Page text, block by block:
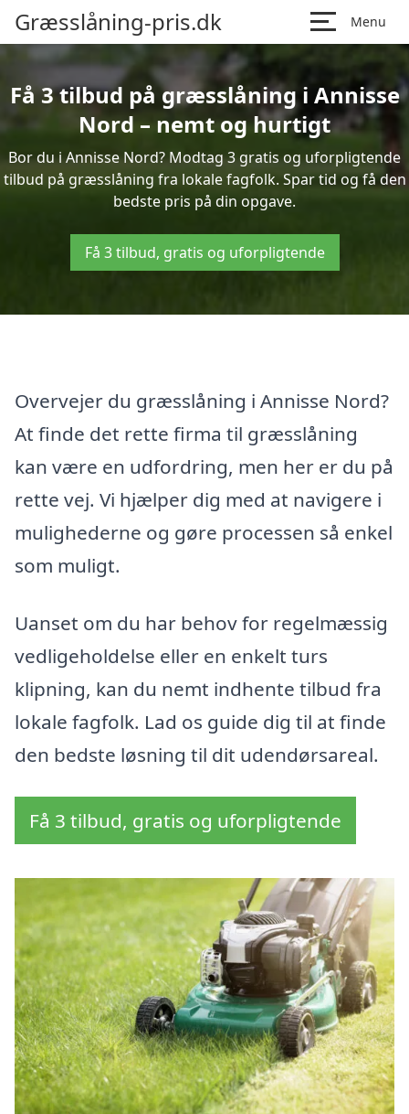
Græsslåning-pris.dk Menu
Få 3 tilbud på græsslåning i Annisse
Nord – nemt og hurtigt
Bor du i Annisse Nord? Modtag 3 gratis og uforpligtende
tilbud på græsslåning fra lokale fagfolk. Spar tid og få den
bedste pris på din opgave.
Få 3 tilbud, gratis og uforpligtende
Overvejer du græsslåning i Annisse Nord?
At finde det rette firma til græsslåning
kan være en udfordring, men her er du på
rette vej. Vi hjælper dig med at navigere i
mulighederne og gøre processen så enkel
som muligt.
Uanset om du har behov for regelmæssig
vedligeholdelse eller en enkelt turs
klipning, kan du nemt indhente tilbud fra
lokale fagfolk. Lad os guide dig til at finde
den bedste løsning til dit udendørsareal.
Få 3 tilbud, gratis og uforpligtende